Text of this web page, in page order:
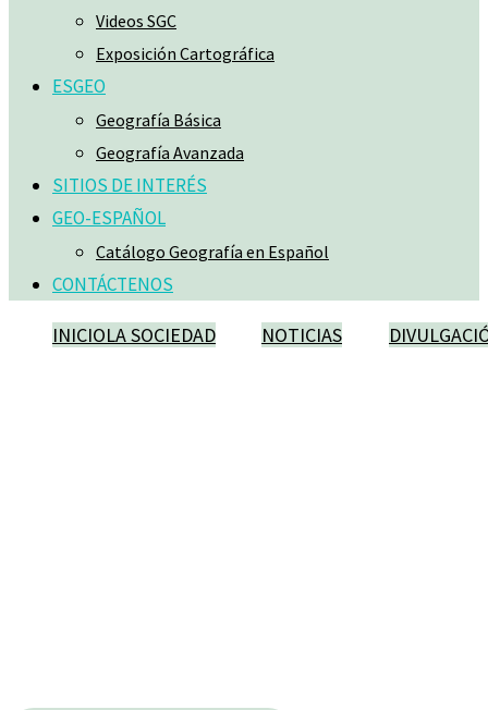
Videos SGC
Exposición Cartográfica
ESGEO
Geografía Básica
Geografía Avanzada
SITIOS DE INTERÉS
GEO-ESPAÑOL
Catálogo Geografía en Español
CONTÁCTENOS
INICIOLA SOCIEDAD NOTICIAS